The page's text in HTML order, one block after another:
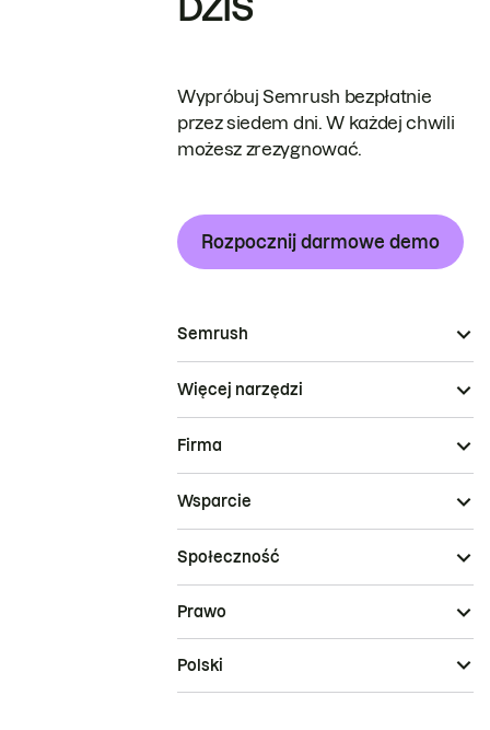
DZIŚ
Wypróbuj Semrush bezpłatnie
przez siedem dni. W każdej chwili
możesz zrezygnować.
Rozpocznij darmowe demo
Semrush
Więcej narzędzi
Firma
Wsparcie
Społeczność
Prawo
Polski